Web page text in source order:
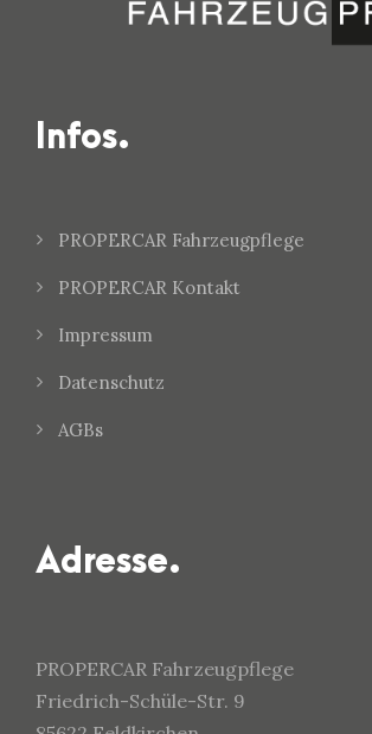
Infos.
PROPERCAR Fahrzeugpflege
PROPERCAR Kontakt
Impressum
Datenschutz
AGBs
Adresse.
PROPERCAR Fahrzeugpflege
Friedrich-Schüle-Str. 9